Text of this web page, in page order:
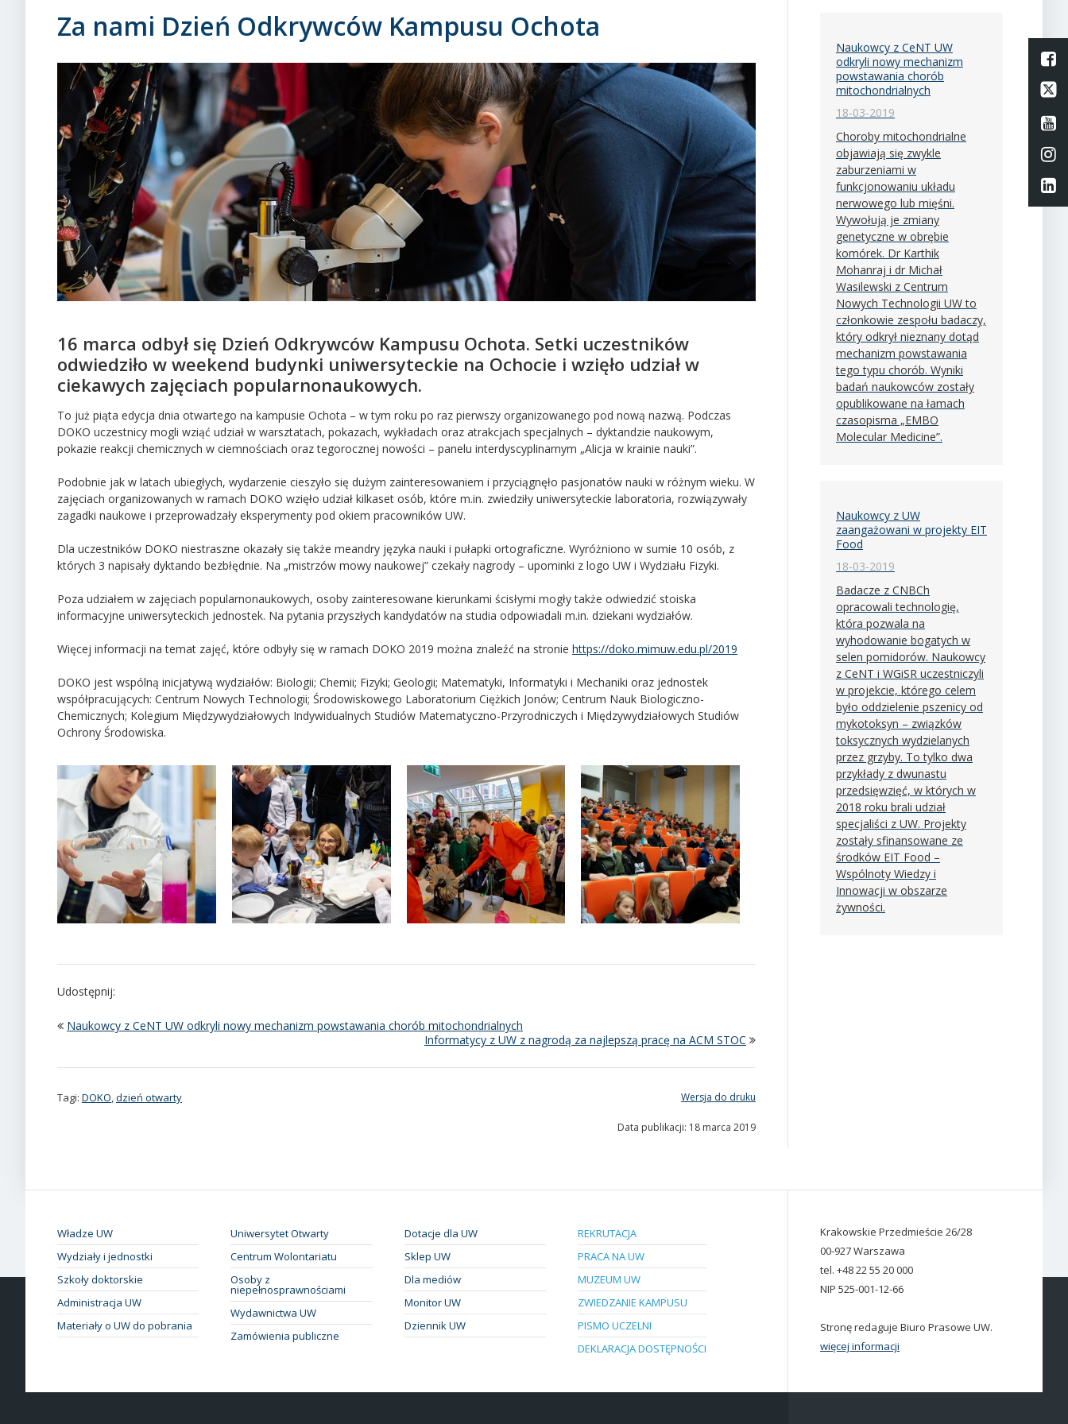
Za nami Dzień Odkrywców Kampusu Ochota
16 marca odbył się Dzień Odkrywców Kampusu Ochota. Setki uczestników
odwiedziło w weekend budynki uniwersyteckie na Ochocie i wzięło udział w
ciekawych zajęciach popularnonaukowych.
To już piąta edycja dnia otwartego na kampusie Ochota – w tym roku po raz pierwszy organizowanego pod nową nazwą. Podczas
DOKO uczestnicy mogli wziąć udział w warsztatach, pokazach, wykładach oraz atrakcjach specjalnych – dyktandzie naukowym,
pokazie reakcji chemicznych w ciemnościach oraz tegorocznej nowości – panelu interdyscyplinarnym „Alicja w krainie nauki”.
Podobnie jak w latach ubiegłych, wydarzenie cieszyło się dużym zainteresowaniem i przyciągnęło pasjonatów nauki w różnym wieku. W
zajęciach organizowanych w ramach DOKO wzięło udział kilkaset osób, które m.in. zwiedziły uniwersyteckie laboratoria, rozwiązywały
zagadki naukowe i przeprowadzały eksperymenty pod okiem pracowników UW.
Dla uczestników DOKO niestraszne okazały się także meandry języka nauki i pułapki ortograficzne. Wyróżniono w sumie 10 osób, z
których 3 napisały dyktando bezbłędnie. Na „mistrzów mowy naukowej” czekały nagrody – upominki z logo UW i Wydziału Fizyki.
Poza udziałem w zajęciach popularnonaukowych, osoby zainteresowane kierunkami ścisłymi mogły także odwiedzić stoiska
informacyjne uniwersyteckich jednostek. Na pytania przyszłych kandydatów na studia odpowiadali m.in. dziekani wydziałów.
Więcej informacji na temat zajęć, które odbyły się w ramach DOKO 2019 można znaleźć na stronie https://doko.mimuw.edu.pl/2019
DOKO jest wspólną inicjatywą wydziałów: Biologii; Chemii; Fizyki; Geologii; Matematyki, Informatyki i Mechaniki oraz jednostek
współpracujących: Centrum Nowych Technologii; Środowiskowego Laboratorium Ciężkich Jonów; Centrum Nauk Biologiczno-
Chemicznych; Kolegium Międzywydziałowych Indywidualnych Studiów Matematyczno-Przyrodniczych i Międzywydziałowych Studiów
Ochrony Środowiska.
Udostępnij:
Naukowcy z CeNT UW odkryli nowy mechanizm powstawania chorób mitochondrialnych
Informatycy z UW z nagrodą za najlepszą pracę na ACM STOC
Tagi: DOKO,dzień otwarty Wersja do druku
Data publikacji: 18 marca 2019
Naukowcy z CeNT UW
odkryli nowy mechanizm
powstawania chorób
mitochondrialnych
18-03-2019
Choroby mitochondrialne
objawiają się zwykle
zaburzeniami w
funkcjonowaniu układu
nerwowego lub mięśni.
Wywołują je zmiany
genetyczne w obrębie
komórek. Dr Karthik
Mohanraj i dr Michał
Wasilewski z Centrum
Nowych Technologii UW to
członkowie zespołu badaczy,
który odkrył nieznany dotąd
mechanizm powstawania
tego typu chorób. Wyniki
badań naukowców zostały
opublikowane na łamach
czasopisma „EMBO
Molecular Medicine”.
Naukowcy z UW
zaangażowani w projekty EIT
Food
18-03-2019
Badacze z CNBCh
opracowali technologię,
która pozwala na
wyhodowanie bogatych w
selen pomidorów. Naukowcy
z CeNT i WGiSR uczestniczyli
w projekcie, którego celem
było oddzielenie pszenicy od
mykotoksyn – związków
toksycznych wydzielanych
przez grzyby. To tylko dwa
przykłady z dwunastu
przedsięwzięć, w których w
2018 roku brali udział
specjaliści z UW. Projekty
zostały sfinansowane ze
środków EIT Food –
Wspólnoty Wiedzy i
Innowacji w obszarze
żywności.
Władze UW
Wydziały i jednostki
Szkoły doktorskie
Administracja UW
Materiały o UW do pobrania
Uniwersytet Otwarty
Centrum Wolontariatu
Osoby z
niepełnosprawnościami
Wydawnictwa UW
Zamówienia publiczne
Dotacje dla UW
Sklep UW
Dla mediów
Monitor UW
Dziennik UW
REKRUTACJA
PRACA NA UW
MUZEUM UW
ZWIEDZANIE KAMPUSU
PISMO UCZELNI
DEKLARACJA DOSTĘPNOŚCI
Krakowskie Przedmieście 26/28
00-927 Warszawa
tel. +48 22 55 20 000
NIP 525-001-12-66
Stronę redaguje Biuro Prasowe UW.
więcej informacji